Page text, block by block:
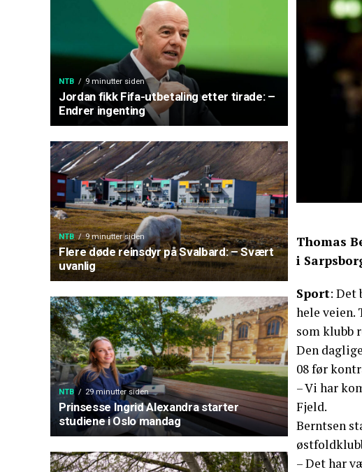
NTB 9 minutter siden
Jordan fikk Fifa-utbetaling etter tirade: –
Endrer ingenting
NTB 9 minutter siden
Flere døde reinsdyr på Svalbard: – Svært
uvanlig
NTB 29 minutter siden
Prinsesse Ingrid Alexandra starter
studiene i Oslo mandag
Thomas
i
Sport: Det
hele veien.
som klubb
Den
08 før
– Vi har
Fjeld.
Berntsen
– Det har